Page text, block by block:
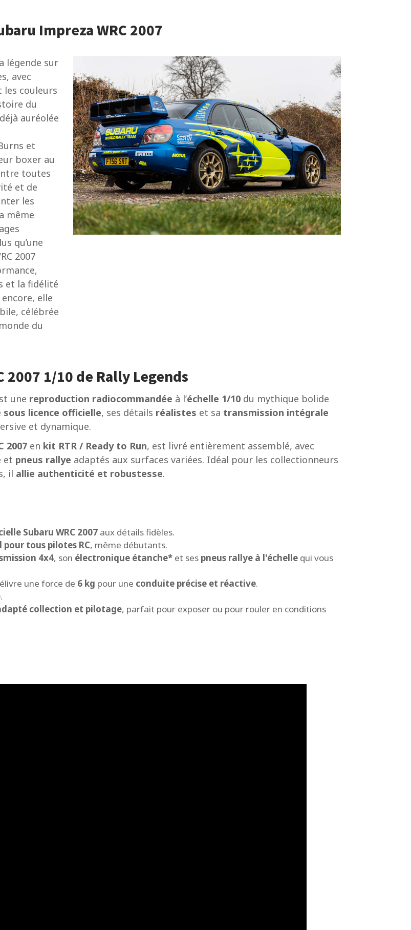
Impreza WRC 2007
légende sur
avec
couleurs
du
auréolée
et
boxer au
toutes
et de
les
même
qu’une
2007
et la fidélité
elle
célébrée
du
2007 1/10 de Rally Legends
une reproduction radiocommandée à l’échelle 1/10 du mythique bolide
sous licence officielle, ses détails réalistes et sa transmission intégrale
et dynamique.
2007 en kit RTR / Ready to Run, est livré entièrement assemblé, avec
et pneus rallye adaptés aux surfaces variées. Idéal pour les collectionneurs
il allie authenticité et robustesse.
Subaru WRC 2007 aux détails fidèles.
pour tous pilotes RC, même débutants.
4x4, son électronique étanche* et ses pneus rallye à l'échelle qui vous
une force de 6 kg pour une conduite précise et réactive.
.
collection et pilotage, parfait pour exposer ou pour rouler en conditions